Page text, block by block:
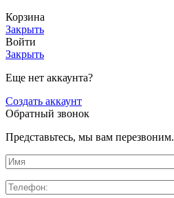
Корзина
Закрыть
Войти
Закрыть
Еще нет аккаунта?
Создать аккаунт
Обратный звонок
Представьтесь, мы вам перезвоним.